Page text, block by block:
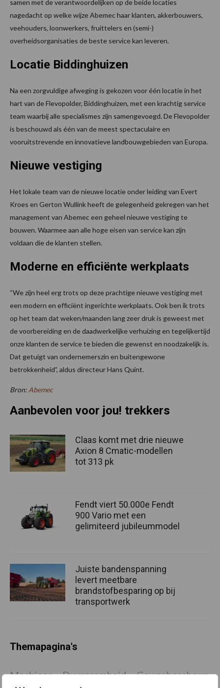
samen met de verantwoordelijken op de beide locaties
nagedacht op welke wijze Abemec haar klanten, akkerbouwers,
veehouders, loonwerkers, fruittelers en (semi-)
overheidsorganisaties de beste service kan leveren.
Locatie Biddinghuizen
Na een zorgvuldige afweging is gekozen voor één locatie in het
hart van de Flevopolder, Biddinghuizen, met een krachtig service
team waarbij alle specialismes zijn samengevoegd. De Flevopolder
is beschouwd als één van de meest spectaculaire en
vooruitstrevende en innovatieve landbouwgebieden van Europa.
Nieuwe vestiging
Het lokale team van de nieuwe locatie onder leiding van Evert
Kroes en Gerton Wullink heeft de gelegenheid gekregen van het
management van Abemec een geheel nieuwe vestiging te
bouwen. Waarmee aan alle hoge eisen van service kan zijn
voldaan die de klanten stellen.
Moderne en efficiënte werkplaats
“We zijn heel erg trots op deze prachtige nieuwe vestiging met
een modern en efficiënt ingerichte werkplaats. Ook ben ik trots
op het team dat weken/maanden lang zeer druk is geweest met
de voorbereiding en de daadwerkelijke verhuizing en tegelijkertijd
onze klanten de service te bieden die gewenst en noodzakelijk is.
Dat getuigt van ondernemerszin en buitengewone
betrokkenheid”, aldus directeur Hans Quint.
Bron: Abemec
Aanbevolen voor jou! trekkers
Claas komt met drie nieuwe
Axion 8 Cmatic-modellen
tot 313 pk
Fendt viert 50.000e Fendt
900 Vario met een
gelimiteerd jubileummodel
Juiste bandenspanning
levert meetbare
brandstofbesparing op bij
transportwerk
Themapagina's
Machines Duurzaamheid